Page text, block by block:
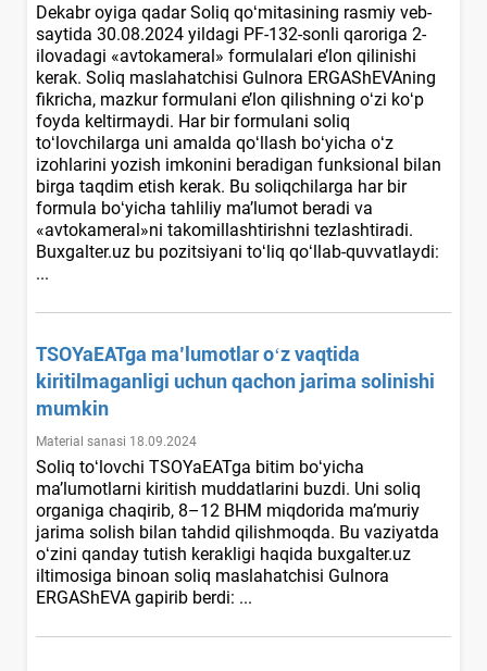
Dekabr oyiga qadar Soliq qoʻmitasining rasmiy veb-
saytida 30.08.2024 yildagi PF-132-sonli qaroriga 2-
ilovadagi «avtokameral» formulalari e’lon qilinishi
kerak. Soliq maslahatchisi Gulnora ERGAShEVAning
fikricha, mazkur formulani e’lon qilishning oʻzi koʻp
foyda keltirmaydi. Har bir formulani soliq
toʻlovchilarga uni amalda qoʻllash boʻyicha oʻz
izohlarini yozish imkonini beradigan funksional bilan
birga taqdim etish kerak. Bu soliqchilarga har bir
formula boʻyicha tahliliy ma’lumot beradi va
«avtokameral»ni takomillashtirishni tezlashtiradi.
Buxgalter.uz bu pozitsiyani toʻliq qoʻllab-quvvatlaydi:
...
TSOYaEATga ma’lumotlar oʻz vaqtida
kiritilmaganligi uchun qachon jarima solinishi
mumkin
Material sanasi 18.09.2024
Soliq toʻlovchi TSOYaEATga bitim boʻyicha
ma’lumotlarni kiritish muddatlarini buzdi. Uni soliq
organiga chaqirib, 8–12 BHM miqdorida ma’muriy
jarima solish bilan tahdid qilishmoqda. Bu vaziyatda
oʻzini qanday tutish kerakligi haqida buxgalter.uz
iltimosiga binoan soliq maslahatchisi Gulnora
ERGAShEVA gapirib berdi: ...